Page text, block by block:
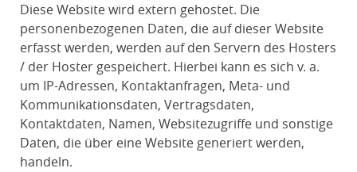
Diese Website wird extern gehostet. Die
personenbezogenen Daten, die auf dieser Website
erfasst werden, werden auf den Servern des Hosters
/ der Hoster gespeichert. Hierbei kann es sich v. a.
um IP-Adressen, Kontaktanfragen, Meta- und
Kommunikationsdaten, Vertragsdaten,
Kontaktdaten, Namen, Websitezugriffe und sonstige
Daten, die über eine Website generiert werden,
handeln.